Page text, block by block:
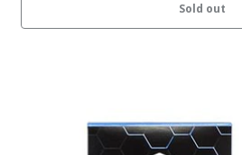
Sold out